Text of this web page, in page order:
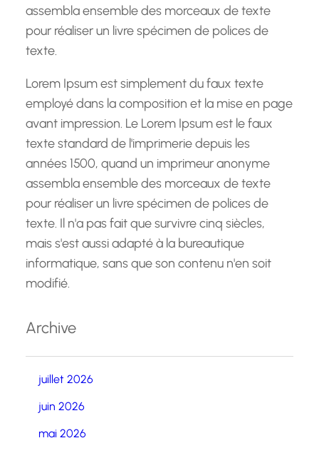
assembla ensemble des morceaux de texte
pour réaliser un livre spécimen de polices de
texte.
Lorem Ipsum est simplement du faux texte
employé dans la composition et la mise en page
avant impression. Le Lorem Ipsum est le faux
texte standard de l'imprimerie depuis les
années 1500, quand un imprimeur anonyme
assembla ensemble des morceaux de texte
pour réaliser un livre spécimen de polices de
texte. Il n'a pas fait que survivre cinq siècles,
mais s'est aussi adapté à la bureautique
informatique, sans que son contenu n'en soit
modifié.
Archive
juillet 2026
juin 2026
mai 2026